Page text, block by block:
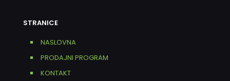
STRANICE
NASLOVNA
PRODAJNI PROGRAM
KONTAKT